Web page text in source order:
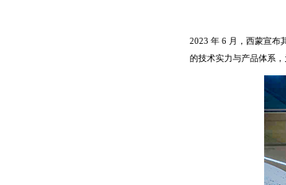
2023 年 6 月，西蒙宣布
的技术实力与产品体系